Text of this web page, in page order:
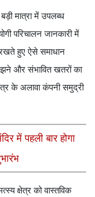
मात्रा में उपलब्ध
परिचालन जानकारी में
हुए ऐसे समाधान
और संभावित खतरों का
के अलावा कंपनी समुद्री
में पहली बार होगा
क्षेत्र को वास्तविक